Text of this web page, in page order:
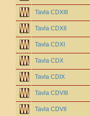
Tavla CDXIII
Tavla CDXII
Tavla CDXI
Tavla CDX
Tavla CDIX
Tavla CDVIII
Tavla CDVII